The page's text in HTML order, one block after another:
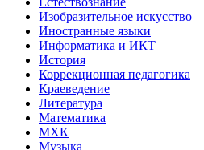
Изобразительное искусство
Иностранные языки
Информатика и ИКТ
История
Коррекционная педагогика
Краеведение
Литература
Математика
МХК
Музыка